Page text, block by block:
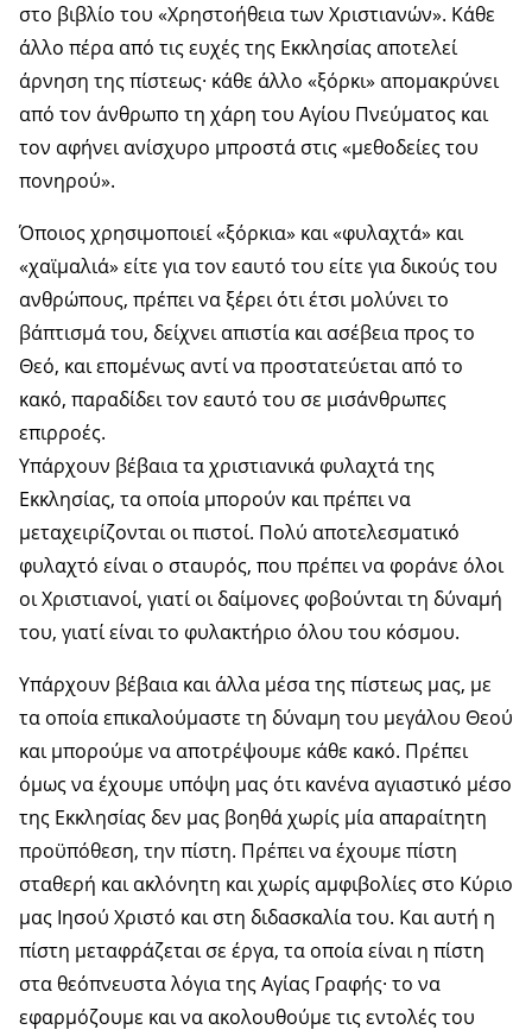
στο βιβλίο του «Χρηστοήθεια των Χριστιανών». Κάθε
άλλο πέρα από τις ευχές της Εκκλησίας αποτελεί
άρνηση της πίστεως· κάθε άλλο «ξόρκι» απομακρύνει
από τον άνθρωπο τη χάρη του Αγίου Πνεύματος και
τον αφήνει ανίσχυρο μπροστά στις «μεθοδείες του
πονηρού».
Όποιος χρησιμοποιεί «ξόρκια» και «φυλαχτά» και
«χαϊμαλιά» είτε για τον εαυτό του είτε για δικούς του
ανθρώπους, πρέπει να ξέρει ότι έτσι μολύνει το
βάπτισμά του, δείχνει απιστία και ασέβεια προς το
Θεό, και επομένως αντί να προστατεύεται από το
κακό, παραδίδει τον εαυτό του σε μισάνθρωπες
επιρροές.
Υπάρχουν βέβαια τα χριστιανικά φυλαχτά της
Εκκλησίας, τα οποία μπορούν και πρέπει να
μεταχειρίζονται οι πιστοί. Πολύ αποτελεσματικό
φυλαχτό είναι ο σταυρός, που πρέπει να φοράνε όλοι
οι Χριστιανοί, γιατί οι δαίμονες φοβούνται τη δύναμή
του, γιατί είναι το φυλακτήριο όλου του κόσμου.
Υπάρχουν βέβαια και άλλα μέσα της πίστεως μας, με
τα οποία επικαλούμαστε τη δύναμη του μεγάλου Θεού
και μπορούμε να αποτρέψουμε κάθε κακό. Πρέπει
όμως να έχουμε υπόψη μας ότι κανένα αγιαστικό μέσο
της Εκκλησίας δεν μας βοηθά χωρίς μία απαραίτητη
προϋπόθεση, την πίστη. Πρέπει να έχουμε πίστη
σταθερή και ακλόνητη και χωρίς αμφιβολίες στο Κύριο
μας Ιησού Χριστό και στη διδασκαλία του. Και αυτή η
πίστη μεταφράζεται σε έργα, τα οποία είναι η πίστη
στα θεόπνευστα λόγια της Αγίας Γραφής· το να
εφαρμόζουμε και να ακολουθούμε τις εντολές του